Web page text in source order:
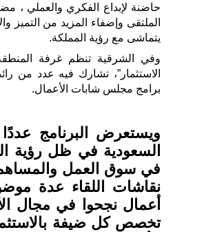
حاضنة لإبداع الفكري والعملي ،
الملتقى وإضفاء المزيد من التميز
يتماشى مع رؤية المملكة.
وفي الشرقية تنظم غرفة المنطقة
الاستثمار”، تشارك فيه عدد من
برامج مجلس شابات الأعمال.
ويستعرض البرنامج
في سوق العمل
نقاشات اللقاء عدة
أعمال نجحوا في مجال
تخصص كل ضيفة